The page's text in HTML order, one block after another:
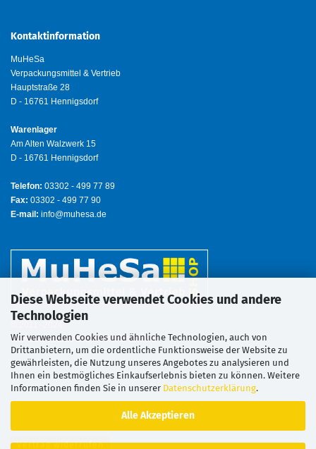
Diese Webseite verwendet Cookies und andere
Technologien
Wir verwenden Cookies und ähnliche Technologien, auch von
Drittanbietern, um die ordentliche Funktionsweise der Website zu
gewährleisten, die Nutzung unseres Angebotes zu analysieren und
Ihnen ein bestmögliches Einkaufserlebnis bieten zu können. Weitere
Informationen finden Sie in unserer Datenschutzerklärung.
Alle Akzeptieren
Kontaktinformation
MuHeSa
Verpackungsmittel & Vertrieb
Hauptstraße 28
D - 16761 Hennigsdorf
Warenlager
Am Alten Walzwerk 15
D - 16761 Hennigsdorf
Telefon: 03302 - 499 77 89
Fax: 03302 - 499 77 90
E-mail: info@muhesa.de
© 2011 -2024
MuHeSa Verpackungsmittel & Vertrieb
Vertrag widerrufen